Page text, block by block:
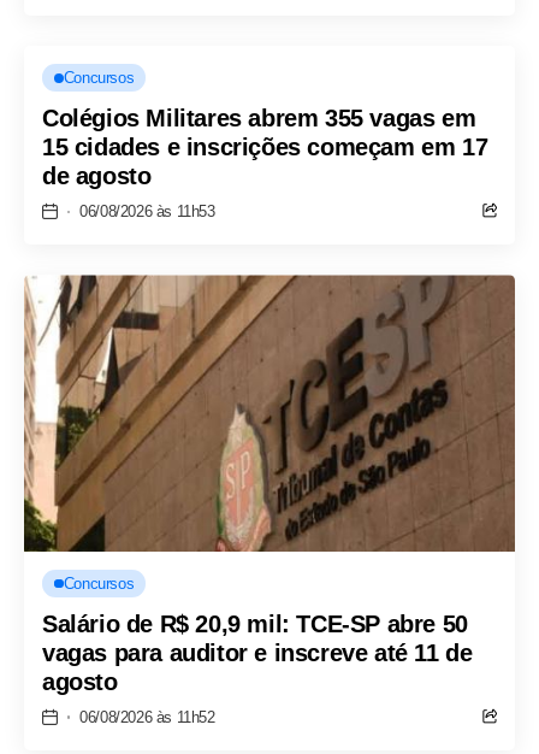
Concursos
Colégios Militares abrem 355 vagas em
15 cidades e inscrições começam em 17
de agosto
06/08/2026 às 11h53
Concursos
Salário de R$ 20,9 mil: TCE-SP abre 50
vagas para auditor e inscreve até 11 de
agosto
06/08/2026 às 11h52